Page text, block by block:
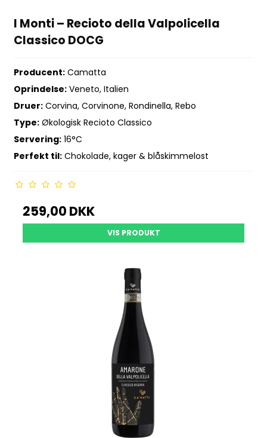
I Monti – Recioto della Valpolicella
Classico DOCG
Producent: Camatta
Oprindelse: Veneto, Italien
Druer: Corvina, Corvinone, Rondinella, Rebo
Type: Økologisk Recioto Classico
Servering: 16°C
Perfekt til: Chokolade, kager & blåskimmelost
259,00 DKK
VIS PRODUKT